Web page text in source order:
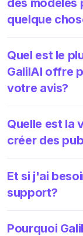
des modèles
quelque
Quel est le
GalilAI offre
votre avis?
Quelle est la
créer des
Et si j'ai
support?
Pourquoi